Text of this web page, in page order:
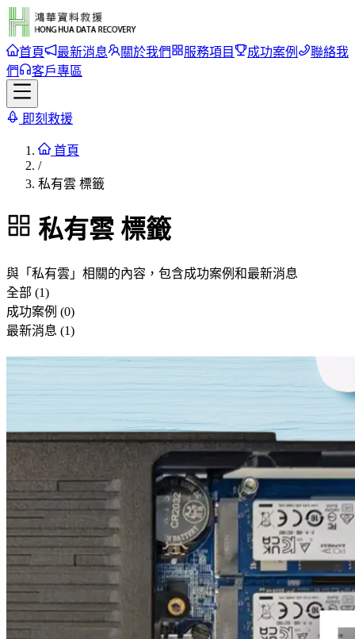
首頁 最新消息 關於我們 服務項目 成功案例
聯絡我
們
客戶專區
即刻救援
首頁
/
私有雲 標籤
私有雲 標籤
與「 私有雲 」相關的內容，包含成功案例和最新消息
全部 (1)
成功案例 (0)
最新消息 (1)